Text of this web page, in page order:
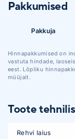
Pakkumised
Pakkuja
Hinnapakkumised on
vastuta hindade,
eest. Lõpliku
müüjalt.
Toote
Rehvi laius